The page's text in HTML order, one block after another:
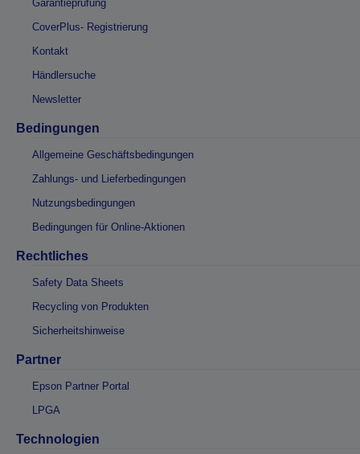
Garantieprüfung
CoverPlus- Registrierung
Kontakt
Händlersuche
Newsletter
Bedingungen
Allgemeine Geschäftsbedingungen
Zahlungs- und Lieferbedingungen
Nutzungsbedingungen
Bedingungen für Online-Aktionen
Rechtliches
Safety Data Sheets
Recycling von Produkten
Sicherheitshinweise
Partner
Epson Partner Portal
LPGA
Technologien